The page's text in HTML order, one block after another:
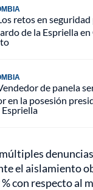
retos en
de la Espriella en
de panela
en la posesión
Espriella
el aislamiento
con respecto al